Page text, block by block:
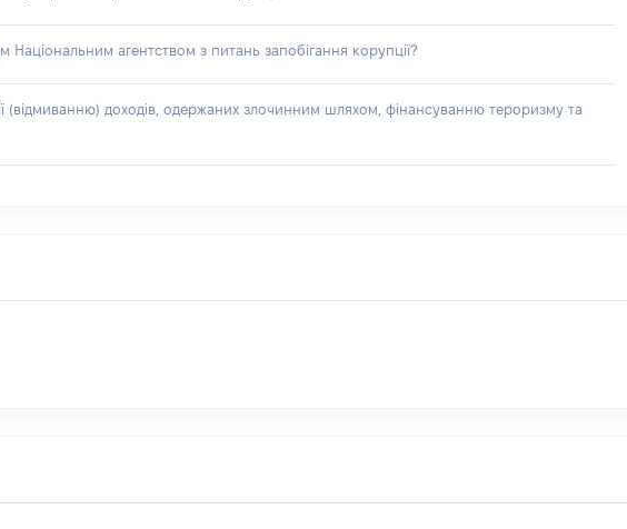
агентством з питань запобігання корупції?
(відмиванню) доходів, одержаних злочинним шляхом, фінансуванню тероризму та